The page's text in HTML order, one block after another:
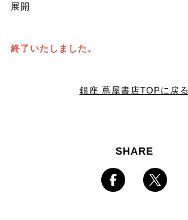
展開
終了いたしました。
銀座 蔦屋書店TOPに戻る
SHARE